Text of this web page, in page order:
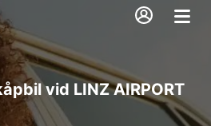
vid LINZ AIRPORT